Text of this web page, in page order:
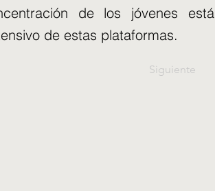
de los jóvenes está
de estas plataformas.
Siguiente